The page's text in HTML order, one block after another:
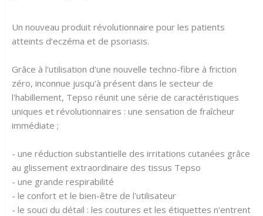
Un nouveau produit révolutionnaire pour les patients
atteints d'eczéma et de psoriasis.
Grâce à l'utilisation d'une nouvelle techno-fibre à friction
zéro, inconnue jusqu'à présent dans le secteur de
l'habillement, Tepso réunit une série de caractéristiques
uniques et révolutionnaires : une sensation de fraîcheur
immédiate ;
- une réduction substantielle des irritations cutanées grâce
au glissement extraordinaire des tissus Tepso
- une grande respirabilité
- le confort et le bien-être de l'utilisateur
- le souci du détail : les coutures et les étiquettes n'entrent